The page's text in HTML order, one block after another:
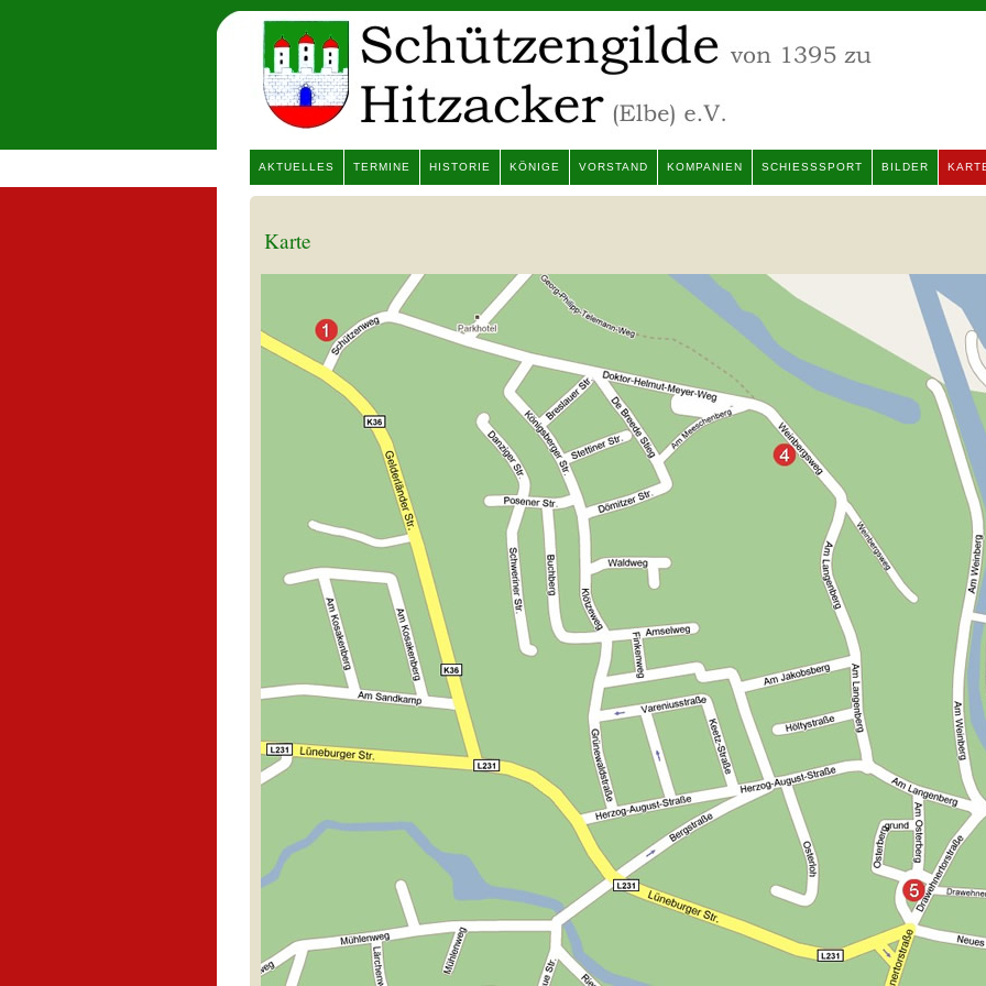
AKTUELLES TERMINE HISTORIE KÖNIGE VORSTAND KOMPANIEN SCHIESSSPORT BILDER
Karte